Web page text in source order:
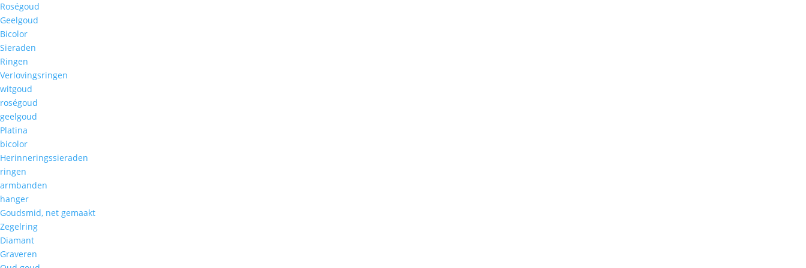
Roségoud
Geelgoud
Bicolor
Sieraden
Ringen
Verlovingsringen
witgoud
roségoud
geelgoud
Platina
bicolor
Herinneringssieraden
ringen
armbanden
hanger
Goudsmid, net gemaakt
Zegelring
Diamant
Graveren